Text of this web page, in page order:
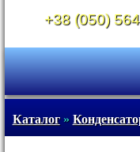
+38 (050)
Каталог»